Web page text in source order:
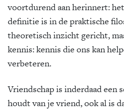
voortdurend aan herinnert:
definitie is in de praktische
theoretisch inzicht gericht,
kennis: kennis die ons kan
verbeteren.
Vriendschap is inderdaad een
houdt van je vriend, ook al is